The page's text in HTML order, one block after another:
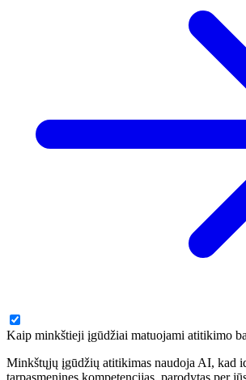
Kaip minkštieji įgūdžiai matuojami atitikimo
Minkštųjų įgūdžių atitikimas naudoja AI, kad
tarpasmenines kompetencijas, parodytas per